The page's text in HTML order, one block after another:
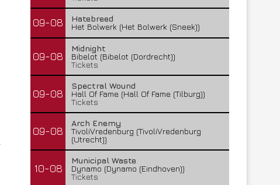
09-08
Hatebreed
Het Bolwerk (Het Bolwerk (Sneek))
09-08
Midnight
Bibelot (Bibelot (Dordrecht))
Tickets
09-08
Spectral Wound
Hall Of Fame (Hall Of Fame (Tilburg))
Tickets
09-08
Arch Enemy
TivoliVredenburg (TivoliVredenburg
(Utrecht))
10-08
Municipal Waste
Dynamo (Dynamo (Eindhoven))
Tickets